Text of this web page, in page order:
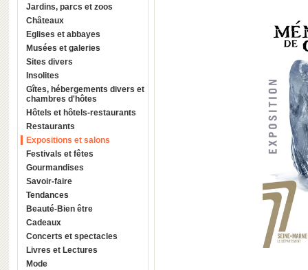
Jardins, parcs et zoos
Châteaux
Eglises et abbayes
Musées et galeries
Sites divers
Insolites
Gîtes, hébergements divers et
chambres d'hôtes
Hôtels et hôtels-restaurants
Restaurants
Expositions et salons
Festivals et fêtes
Gourmandises
Savoir-faire
Tendances
Beauté-Bien être
Cadeaux
Concerts et spectacles
Livres et Lectures
Mode